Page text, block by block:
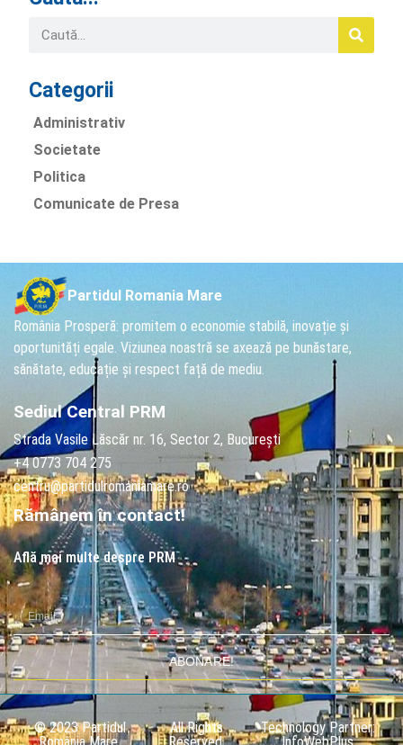
Categorii
Administrativ
Societate
Politica
Comunicate de Presa
Partidul Romania Mare
România Prosperă: promitem o economie stabilă, inovație și
oportunități egale. Viziunea noastră se axează pe bunăstare,
sănătate, educație și respect față de mediu.
Sediul Central PRM
Strada Vasile Lăscăr nr. 16, Sector 2, București
+4 0773 704 275
centru@partidulromaniamare.ro
Rămânem în contact!
Află mai multe despre PRM
ABONARE!
© 2023 Partidul
România Mare.
All Rights
Reserved.
Technology Partner:
InfoWebPlus